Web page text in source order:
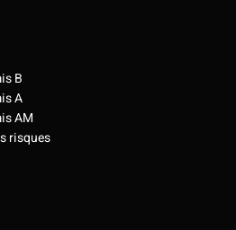
B
A
AM
risques